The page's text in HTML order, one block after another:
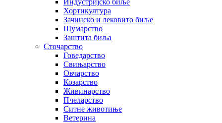
Индустријско биље
Хортикултура
Зачинско и лековито биље
Шумарство
Заштита биља
Сточарство
Говедарство
Свињарство
Овчарство
Козарство
Живинарство
Пчеларство
Ситне животиње
Ветерина